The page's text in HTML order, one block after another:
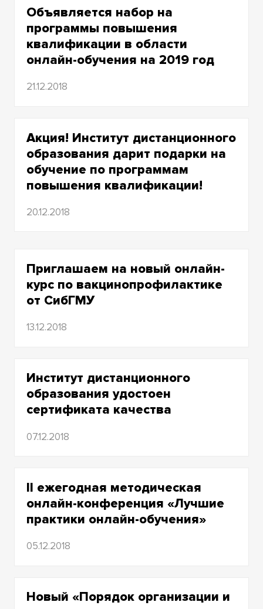
2008
2007
2006
2004
2003
2002
2001
Объявляется набор на
программы повышения
квалификации в области
онлайн-обучения на 2019 год
21.12.2018
Акция! Институт дистанционного
образования дарит подарки на
обучение по программам
повышения квалификации!
20.12.2018
Приглашаем на новый онлайн-
курс по вакцинопрофилактике
от СибГМУ
13.12.2018
Институт дистанционного
образования удостоен
сертификата качества
07.12.2018
II ежегодная методическая
онлайн-конференция «Лучшие
практики онлайн-обучения»
05.12.2018
Новый «Порядок организации и